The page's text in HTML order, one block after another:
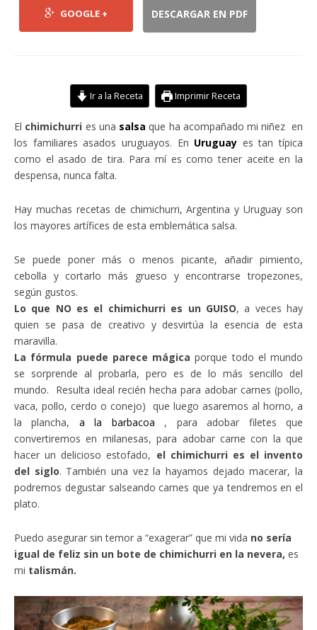
GOOGLE + DESCARGAR EN PDF
Ir a la Receta Imprimir Receta
El chimichurri es una salsa que ha acompañado mi niñez en
los familiares asados uruguayos. En Uruguay es tan típica
como el asado de tira. Para mí es como tener aceite en la
despensa, nunca falta.
Hay muchas recetas de chimichurri, Argentina y Uruguay son
los mayores artífices de esta emblemática salsa.
Se puede poner más o menos picante, añadir pimiento,
cebolla y cortarlo más grueso y encontrarse tropezones,
según gustos.
Lo que NO es el chimichurri es un GUISO, a veces hay
quien se pasa de creativo y desvirtúa la esencia de esta
maravilla.
La fórmula puede parece mágica porque todo el mundo
se sorprende al probarla, pero es de lo más sencillo del
mundo. Resulta ideal recién hecha para adobar carnes (pollo,
vaca, pollo, cerdo o conejo) que luego asaremos al horno, a
la plancha, a la barbacoa , para adobar filetes que
convertiremos en milanesas, para adobar carne con la que
hacer un delicioso estofado, el chimichurri es el invento
del siglo. También una vez la hayamos dejado macerar, la
podremos degustar salseando carnes que ya tendremos en el
plato.
Puedo asegurar sin temor a “exagerar” que mi vida no sería
igual de feliz sin un bote de chimichurri en la nevera, es
mi talismán.